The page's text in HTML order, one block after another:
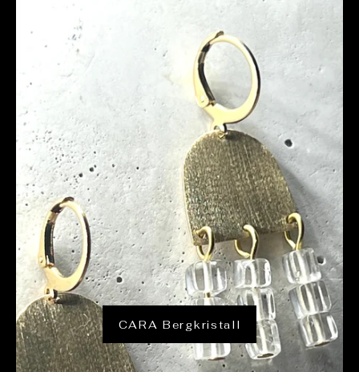
CARA Bergkristall